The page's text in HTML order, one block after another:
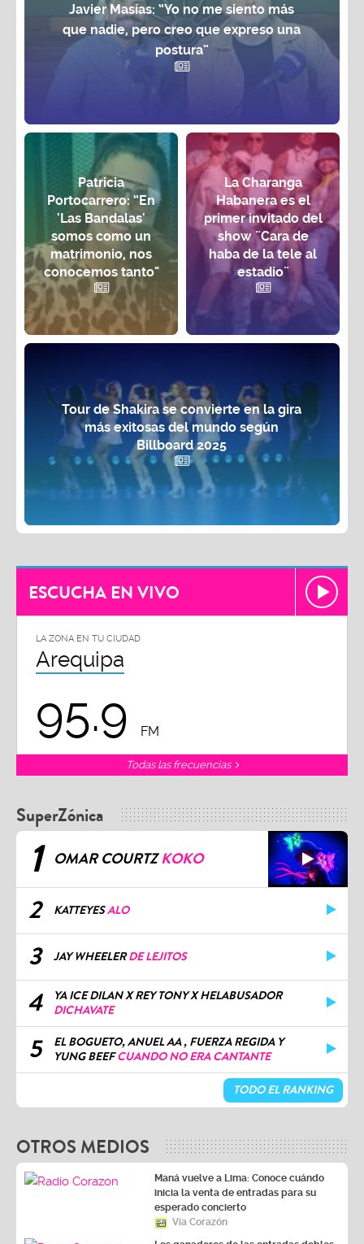
Javier Masías: “Yo no me siento más
que nadie, pero creo que expreso una
postura”
Patricia
Portocarrero: “En
'Las Bandalas'
somos como un
matrimonio, nos
conocemos tanto"
La Charanga
Habanera es el
primer invitado del
show ¨Cara de
haba de la tele al
estadio¨
Tour de Shakira se convierte en la gira
más exitosas del mundo según
Billboard 2025
ESCUCHA EN VIVO
LA ZONA EN TU CIUDAD
Arequipa
95.9 FM
Todas las frecuencias
SuperZónica
1 OMAR COURTZKOKO
2 KATTEYESALO
3 JAY WHEELERDE LEJITOS
4
YA ICE DILAN X REY TONY X HELABUSADOR
DICHAVATE
5
EL BOGUETO, ANUEL AA , FUERZA REGIDA Y
YUNG BEEFCUANDO NO ERA CANTANTE
TODO EL RANKING
OTROS MEDIOS
Maná vuelve a Lima: Conoce cuándo
inicia la venta de entradas para su
esperado concierto
Vía Corazón